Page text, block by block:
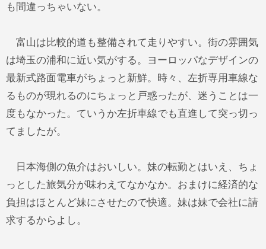
も間違っちゃいない。
富山は比較的道も整備されて走りやすい。街の雰囲気
は埼玉の浦和に近い気がする。ヨーロッパなデザインの
最新式路面電車がちょっと新鮮。時々、左折専用車線な
るものが現れるのにちょっと戸惑ったが、迷うことは一
度もなかった。ていうか左折車線でも直進して突っ切っ
てましたが。
日本海側の魚介はおいしい。妹の転勤とはいえ、ちょ
っとした旅気分が味わえてなかなか。おまけに経済的な
負担はほとんど妹にさせたので快適。妹は妹で会社に請
求するからよし。